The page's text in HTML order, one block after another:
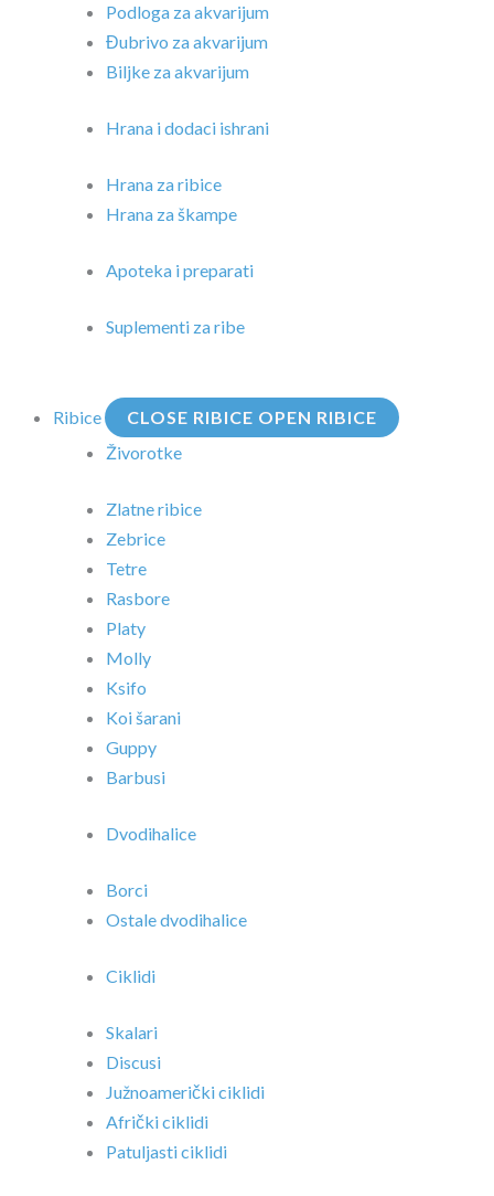
Podloga za akvarijum
Đubrivo za akvarijum
Biljke za akvarijum
Hrana i dodaci ishrani
Hrana za ribice
Hrana za škampe
Apoteka i preparati
Suplementi za ribe
Ribice CLOSE RIBICE OPEN RIBICE
Živorotke
Zlatne ribice
Zebrice
Tetre
Rasbore
Platy
Molly
Ksifo
Koi šarani
Guppy
Barbusi
Dvodihalice
Borci
Ostale dvodihalice
Ciklidi
Skalari
Discusi
Južnoamerički ciklidi
Afrički ciklidi
Patuljasti ciklidi